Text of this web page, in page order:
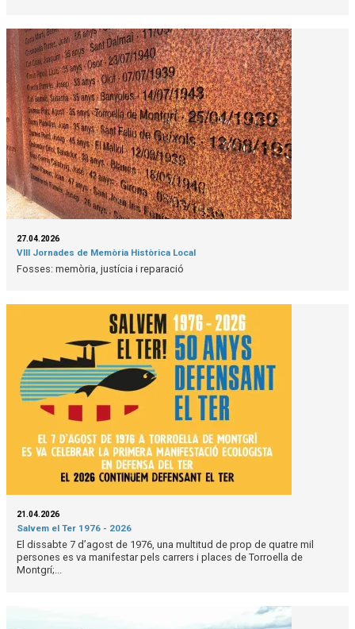
27.04.2026
VIII Jornades de Memòria Històrica Local
Fosses: memòria, justícia i reparació
21.04.2026
Salvem el Ter 1976 - 2026
El dissabte 7 d’agost de 1976, una multitud de prop de quatre mil
persones es va manifestar pels carrers i places de Torroella de
Montgrí;...